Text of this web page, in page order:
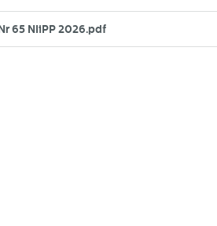
65 NIiPP 2026.pdf